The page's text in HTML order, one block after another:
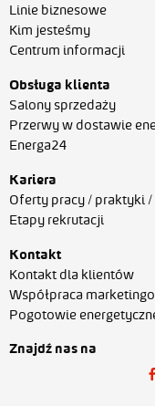
Linie biznesowe
Kim jesteśmy
Centrum informacji
Obsługa klienta
Salony sprzedaży
Przerwy w dostawie
Energa24
Kariera
Oferty pracy / praktyki /
Etapy rekrutacji
Kontakt
Kontakt dla klientów
Współpraca
Pogotowie
Znajdź nas na